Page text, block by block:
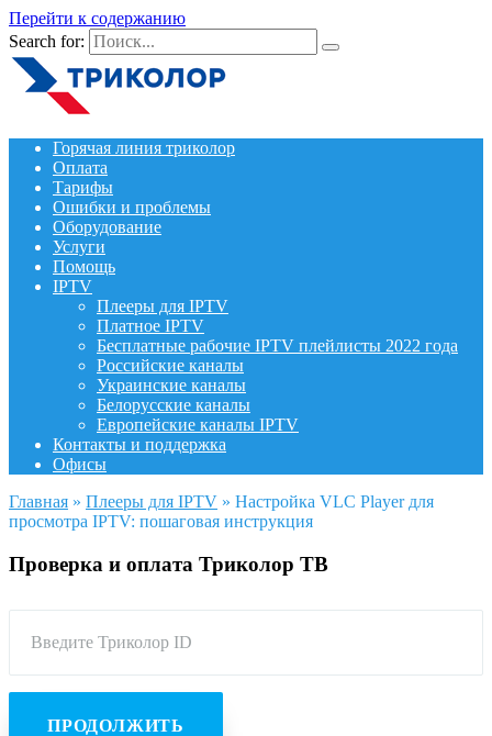
Перейти к содержанию
Search for:
Горячая линия триколор
Оплата
Тарифы
Ошибки и проблемы
Оборудование
Услуги
Помощь
IPTV
Плееры для IPTV
Платное IPTV
Бесплатные рабочие IPTV плейлисты 2022 года
Российские каналы
Украинские каналы
Белорусские каналы
Европейские каналы IPTV
Контакты и поддержка
Офисы
Главная » Плееры для IPTV » Настройка VLC Player для
просмотра IPTV: пошаговая инструкция
Проверка и оплата Триколор ТВ
Введите Триколор ID
ПРОДОЛЖИТЬ